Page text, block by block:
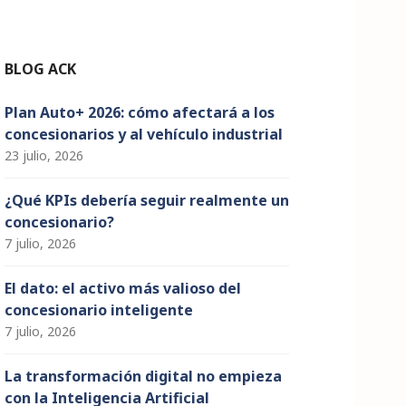
BLOG ACK
Plan Auto+ 2026: cómo afectará a los
concesionarios y al vehículo industrial
23 julio, 2026
¿Qué KPIs debería seguir realmente un
concesionario?
7 julio, 2026
El dato: el activo más valioso del
concesionario inteligente
7 julio, 2026
La transformación digital no empieza
con la Inteligencia Artificial